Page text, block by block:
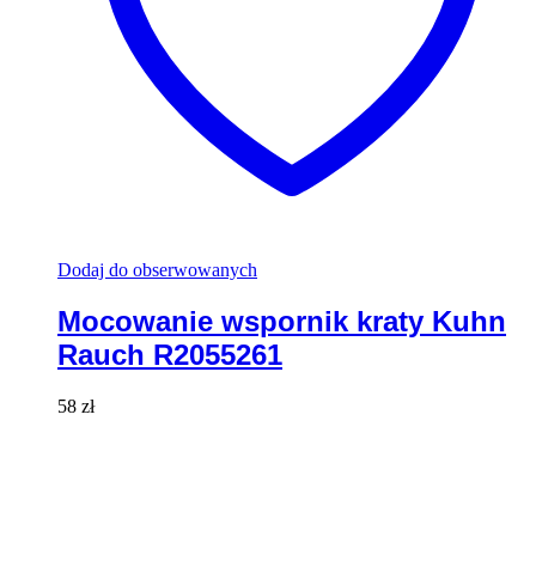
Dodaj do obserwowanych
Mocowanie wspornik kraty Kuhn
Rauch R2055261
58 zł